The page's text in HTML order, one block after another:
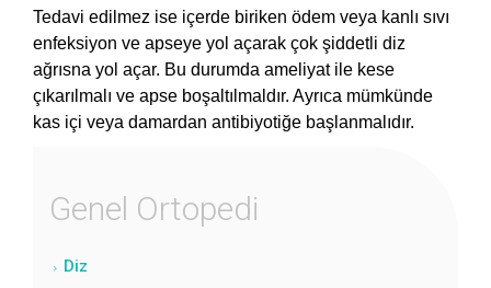
Tedavi edilmez ise içerde biriken ödem veya kanlı sıvı
enfeksiyon ve apseye yol açarak çok şiddetli diz
ağrısna yol açar. Bu durumda ameliyat ile kese
çıkarılmalı ve apse boşaltılmaldır. Ayrıca mümkünde
kas içi veya damardan antibiyotiğe başlanmalıdır.
Genel Ortopedi
Diz